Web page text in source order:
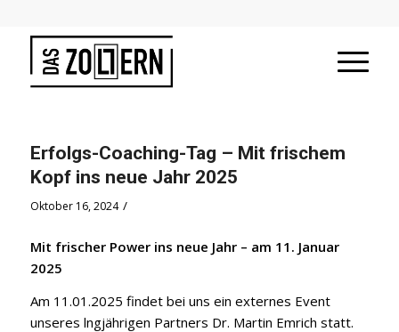
Erfolgs-Coaching-Tag – Mit frischem
Kopf ins neue Jahr 2025
Oktober 16, 2024 /
Mit frischer Power ins neue Jahr – am 11. Januar
2025
Am 11.01.2025 findet bei uns ein externes Event
unseres lngjährigen Partners Dr. Martin Emrich statt.